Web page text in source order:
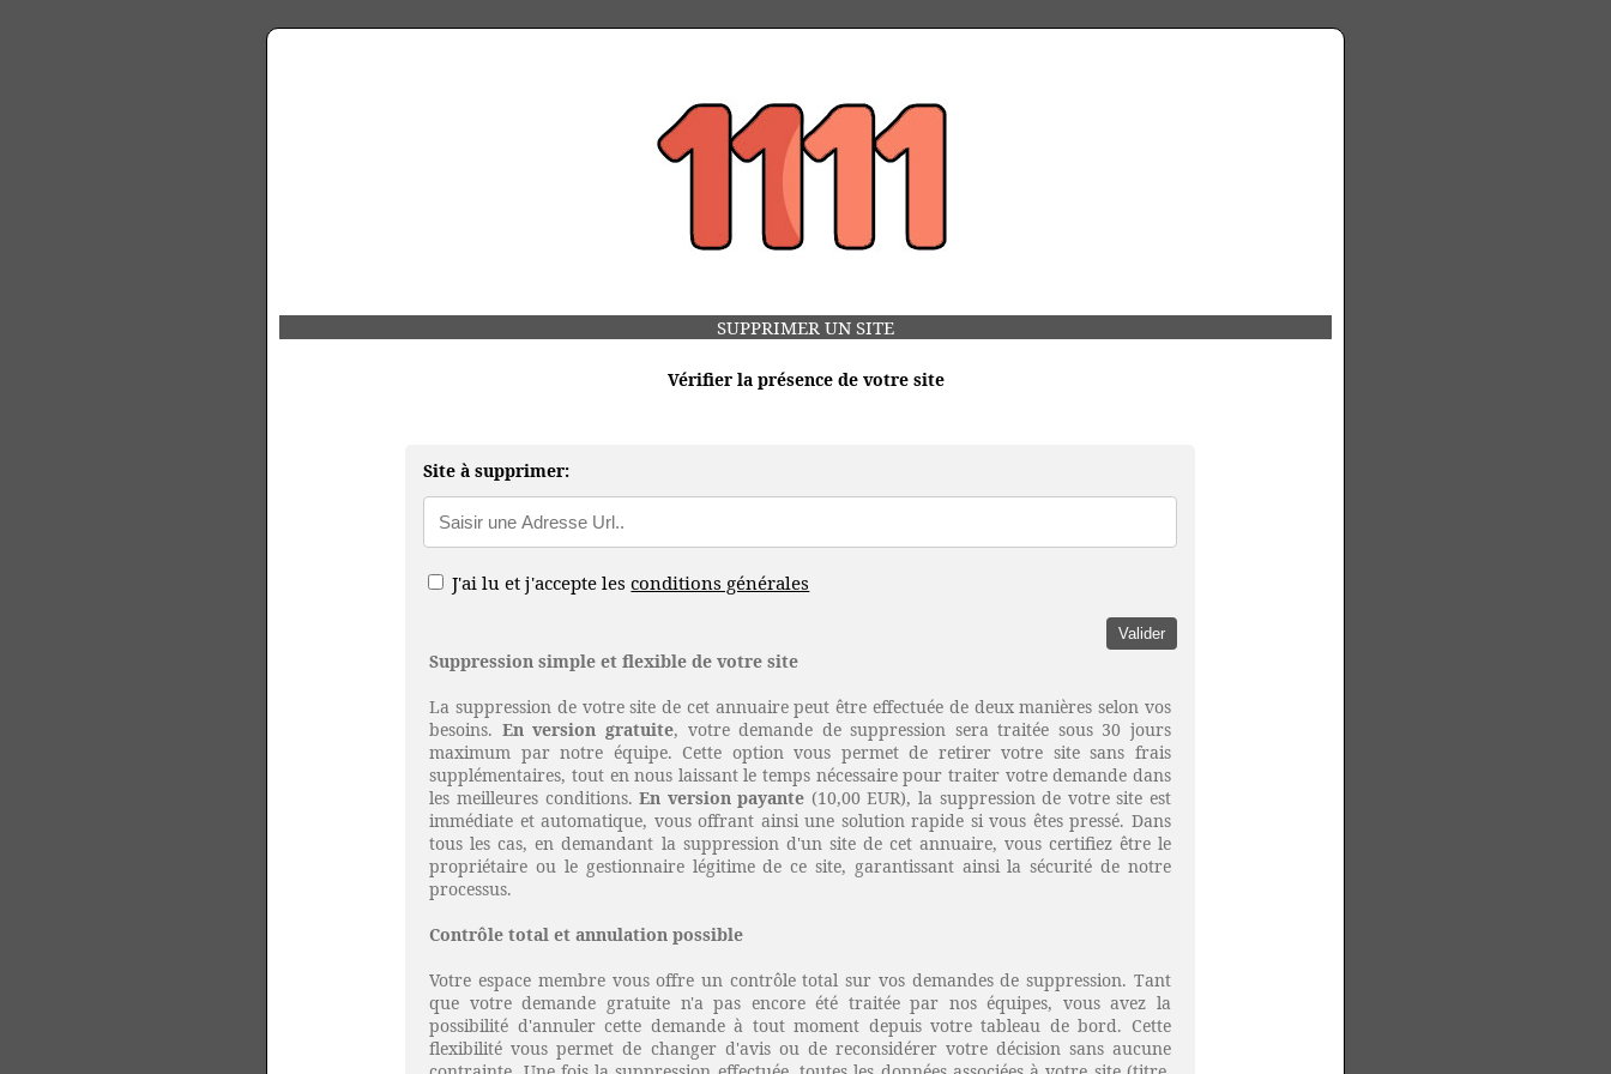
SUPPRIMER UN SITE
Vérifier la présence de votre site
Site à supprimer:
J'ai lu et j'accepte lesconditions générales
Suppression simple et flexible de votre site
La suppression de votre site de cet annuaire peut être effectuée de deux manières selon vos
besoins. En version gratuite, votre demande de suppression sera traitée sous 30 jours
maximum par notre équipe. Cette option vous permet de retirer votre site sans frais
supplémentaires, tout en nous laissant le temps nécessaire pour traiter votre demande dans
les meilleures conditions.En version payante (10,00 EUR), la suppression de votre site est
immédiate et automatique, vous offrant ainsi une solution rapide si vous êtes pressé. Dans
tous les cas, en demandant la suppression d'un site de cet annuaire, vous certifiez être le
propriétaire ou le gestionnaire légitime de ce site, garantissant ainsi la sécurité de notre
processus.
Contrôle total et annulation possible
Votre espace membre vous offre un contrôle total sur vos demandes de suppression. Tant
que votre demande gratuite n'a pas encore été traitée par nos équipes, vous avez la
possibilité d'annuler cette demande à tout moment depuis votre tableau de bord. Cette
flexibilité vous permet de changer d'avis ou de reconsidérer votre décision sans aucune